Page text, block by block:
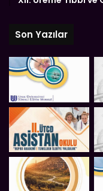
Son Yazılar